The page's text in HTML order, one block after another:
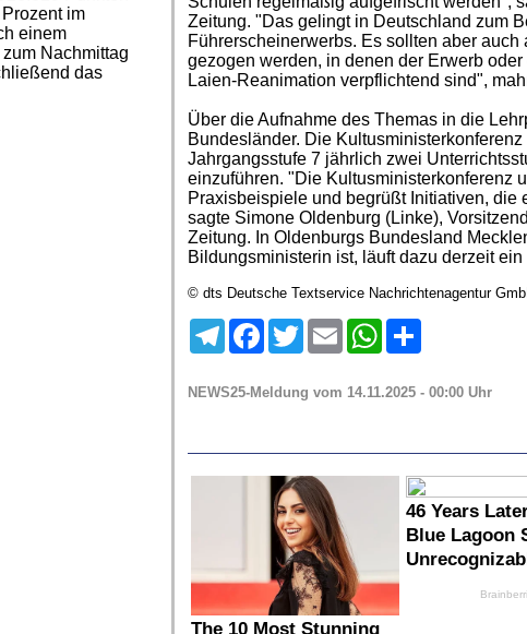
im
einem
Nachmittag
das
Zeitung. "Das gelingt in Deutschland zum
Führerscheinerwerbs. Es sollten aber
gezogen werden, in denen der Erwerb
Laien-Reanimation verpflichtend sind",
Über die Aufnahme des Themas in die
Bundesländer. Die
Jahrgangsstufe 7 jährlich zwei
einzuführen. "Die Kultusministerkonferenz
Praxisbeispiele und begrüßt Initiativen, die
sagte Simone Oldenburg (Linke),
Zeitung. In Oldenburgs Bundesland
Bildungsministerin ist, läuft dazu derzeit
© dts Deutsche Textservice Nachrichtenagentur
TelegramFacebookTwitter Email WhatsApp
NEWS25-Meldung vom 14.11.2025 - 00:00 Uhr